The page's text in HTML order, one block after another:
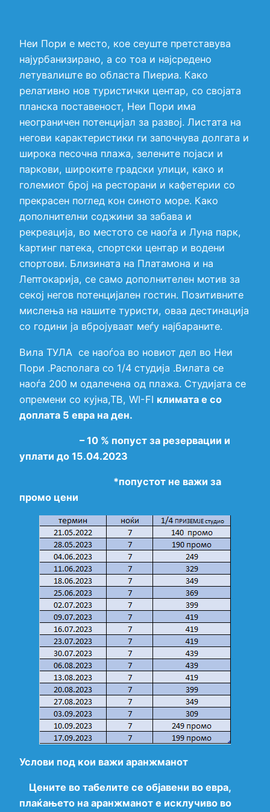
Неи Пори е место, кое сеуште претставува
најурбанизирано, а со тоа и најсредено
летувалиште во областа Пиериа. Како
релативно нов туристички центар, со својата
планска поставеност, Неи Пори има
неограничен потенцијал за развој. Листата на
негови карактеристики ги започнува долгата и
широка песочна плажа, зелените појаси и
паркови, широките градски улици, како и
големиот број на ресторани и кафетерии со
прекрасен поглед кон синото море. Како
дополнителни соджини за забава и
рекреација, во местото се наоѓа и Луна парк,
kартинг патека, спортски центар и водени
спортови. Близината на Платамона и на
Лептокарија, се само дополнителен мотив за
секој негов потенцијален гостин. Позитивните
мислења на нашите туристи, оваа дестинација
со години ја вбројуваат меѓу најбараните.
Вила ТУЛА се наоѓоa во новиот дел во Неи
Пори .Располага со 1/4 студија .Вилата се
наоѓа 200 м одалечена од плажа. Студијата се
опремени со кујна,ТВ, WI-FI климата е со
доплата 5 евра на ден.
– 10 % попуст за резервации и
уплати до 15.04.2023
*попустот не важи за
промо цени
Услови под кои важи аранжманот
Цените во табелите се објавени во евра,
плаќањето на аранжманот е исклучиво во